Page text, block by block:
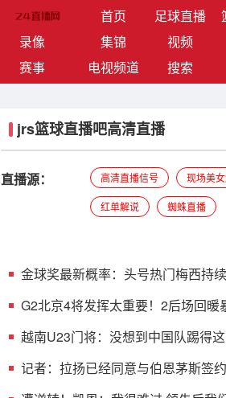
首页(current)足球直播
录像
集锦 视频
赛事
电视频道 搜索
jrs篮球直播吧高清直播
直播源： 高清直播信号 现场美
红单解说 蜘蛛直播
金球奖最新概率：头号热门梅西持
G2北京4将发挥太重要！2后场回暖
越南U23门将：没想到中国队踢得
记者：拉扬已经同意与伯恩茅斯签